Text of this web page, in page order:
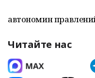
автономин
Читайте нас